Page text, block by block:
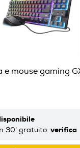
e mouse gaming
30' gratuito: verifica